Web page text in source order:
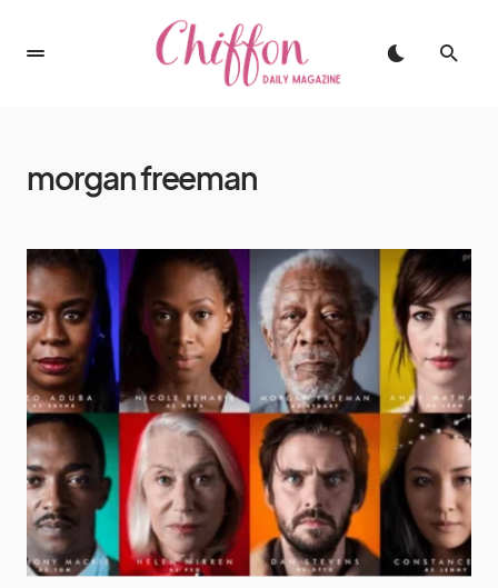
morgan freeman